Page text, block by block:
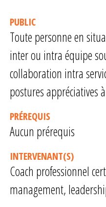
PUBLIC
Toute personne en
inter ou intra équipe
collaboration intra
postures appréciatives
PRÉREQUIS
Aucun prérequis
INTERVENANT(S)
Coach professionnel
management,